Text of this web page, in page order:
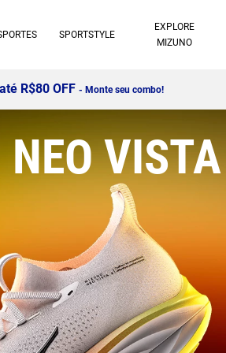
SPORTSTYLE
EXPLORE
MIZUNO
em até 10x sem juros